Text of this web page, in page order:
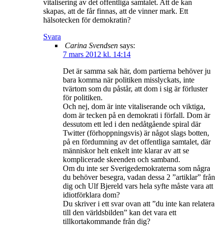
vitalisering av det offentliga samtalet. Att de kan
skapas, att de får finnas, att de vinner mark. Ett
hälsotecken för demokratin?
Svara
Carina Svendsen says:
7 mars 2012 kl. 14:14
Det är samma sak här, dom partierna behöver ju
bara komma när politiken misslyckats, inte
tvärtom som du påstår, att dom i sig är förluster
för politiken.
Och nej, dom är inte vitaliserande och viktiga,
dom är tecken på en demokrati i förfall. Dom är
dessutom ett led i den nedåtgående spiral där
Twitter (förhoppningsvis) är något slags botten,
på en fördumning av det offentliga samtalet, där
människor helt enkelt inte klarar av att se
komplicerade skeenden och samband.
Om du inte ser Sverigedemokraterna som några
du behöver besegra, vadan dessa 2 ”artiklar” från
dig och Ulf Bjereld vars hela syfte måste vara att
idiotförklara dom?
Du skriver i ett svar ovan att ”du inte kan relatera
till den världsbilden” kan det vara ett
tillkortakommande från dig?